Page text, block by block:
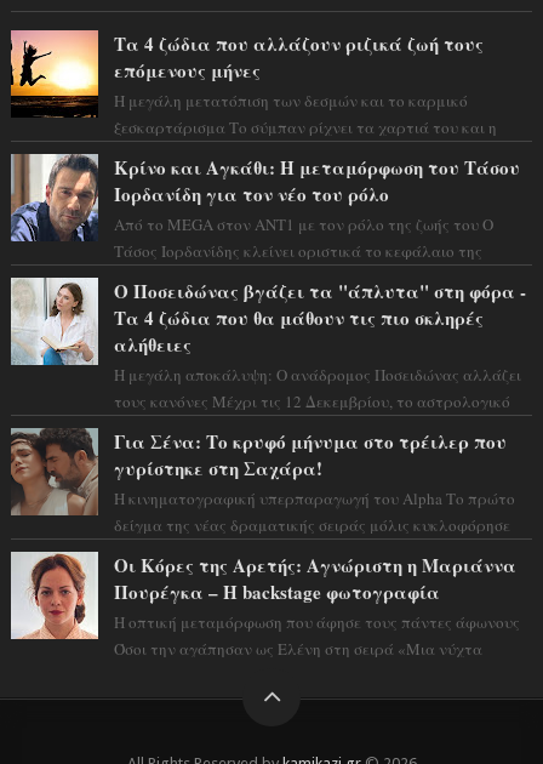
Τα 4 ζώδια που αλλάζουν ριζικά ζωή τους
επόμενους μήνες
Η μεγάλη μετατόπιση των δεσμών και το καρμικό
ξεσκαρτάρισμα Το σύμπαν ρίχνει τα χαρτιά του και η
Κρίνο και Αγκάθι: Η μεταμόρφωση του Τάσου
Ιορδανίδη για τον νέο του ρόλο
Από το MEGA στον ΑΝΤ1 με τον ρόλο της ζωής του Ο
Τάσος Ιορδανίδης κλείνει οριστικά το κεφάλαιο της
Ο Ποσειδώνας βγάζει τα "άπλυτα" στη φόρα -
Τα 4 ζώδια που θα μάθουν τις πιο σκληρές
αλήθειες
Η μεγάλη αποκάλυψη: Ο ανάδρομος Ποσειδώνας αλλάζει
τους κανόνες Μέχρι τις 12 Δεκεμβρίου, το αστρολογικό
Για Σένα: Το κρυφό μήνυμα στο τρέιλερ που
γυρίστηκε στη Σαχάρα!
Η κινηματογραφική υπερπαραγωγή του Alpha Το πρώτο
δείγμα της νέας δραματικής σειράς μόλις κυκλοφόρησε
Οι Κόρες της Αρετής: Αγνώριστη η Μαριάννα
Πουρέγκα – H backstage φωτογραφία
Η οπτική μεταμόρφωση που άφησε τους πάντες άφωνους
Όσοι την αγάπησαν ως Ελένη στη σειρά «Μια νύχτα